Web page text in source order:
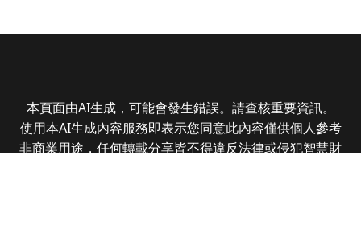
本頁面由AI生成，可能會發生錯誤。請查核重要資訊。
使用本AI生成內容服務即表示您同意此內容僅供個人參考
非商業用途，任何轉載分享皆不得違反法律或侵犯智慧財